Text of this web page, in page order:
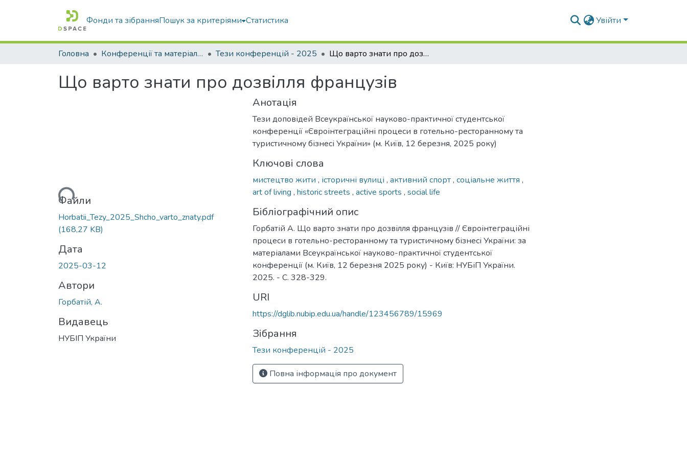
Фонди та зібранняПошук за критеріями Статистика Увійти
Головна Конференції та матеріали конференцій Тези конференцій - 2025 Що варто знати про дозвілля французів
Що варто знати про дозвілля французів
Вантажиться...Файли
Horbatii_Tezy_2025_Shcho_varto_znaty.pdf
(168,27 KB)
Дата
2025-03-12
Автори
Горбатій, А.
Видавець
НУБІП України
Анотація
Тези доповідей Всеукраїнської науково-практичної студентської
конференції «Євроінтеграційні процеси в готельно-ресторанному та
туристичному бізнесі України» (м. Київ, 12 березня, 2025 року)
Ключові слова
мистецтво жити , історичні вулиці , активний спорт, соціальне життя ,
art of living , historic streets , active sports , social life
Бібліографічний опис
Горбатій А. Що варто знати про дозвілля французів // Євроінтеграційні
процеси в готельно-ресторанному та туристичному бізнесі України: за
матеріалами Всеукраїнської науково-практичної студентської
конференції (м. Київ, 12 березня 2025 року) - Київ: НУБіП України.
2025. - С. 328-329.
URI
https://dglib.nubip.edu.ua/handle/123456789/15969
Зібрання
Тези конференцій - 2025
Повна інформація про документ